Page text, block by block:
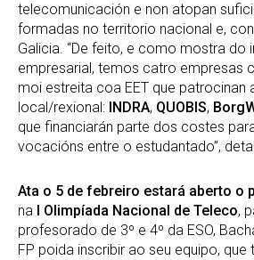
telecomunicación e non atopan
formadas no territorio nacional e,
Galicia. “De feito, e como mostra do
empresarial, temos catro empresas
moi estreita coa EET que patrocinan
local/rexional: INDRA, QUOBIS,
que financiarán parte dos costes
vocacións entre o estudantado”,
Ata o 5 de febreiro estará aberto o
na
I Olimpíada Nacional de Teleco,
profesorado de 3º e 4º da ESO,
FP poida inscribir ao seu equipo, que